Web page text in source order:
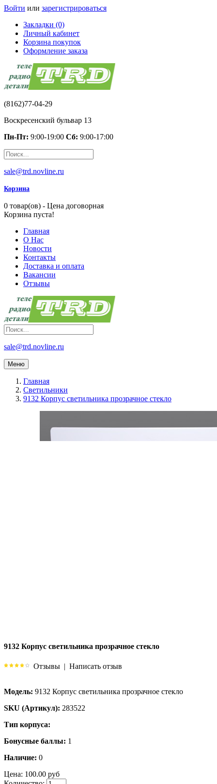
Войти или зарегистрироваться
Закладки (0)
Личный кабинет
Корзина покупок
Оформление заказа
(8162)77-04-29
Воскресенский бульвар 13
Пн-Пт: 9:00-19:00 Сб: 9:00-17:00
sale@trd.novline.ru
Корзина
0 товар(ов) - Цена договорная
Корзина пуста!
Главная
О Нас
Новости
Контакты
Доставка и оплата
Вакансии
Отзывы
sale@trd.novline.ru
Меню
Главная
Светильники
9132 Корпус светильника прозрачное стекло
9132 Корпус светильника прозрачное стекло
Отзывы | Написать отзыв
Модель: 9132 Корпус светильника прозрачное стекло
SKU (Артикул): 283522
Тип корпуса:
Бонусные баллы: 1
Наличие: 0
Цена: 100.00 руб